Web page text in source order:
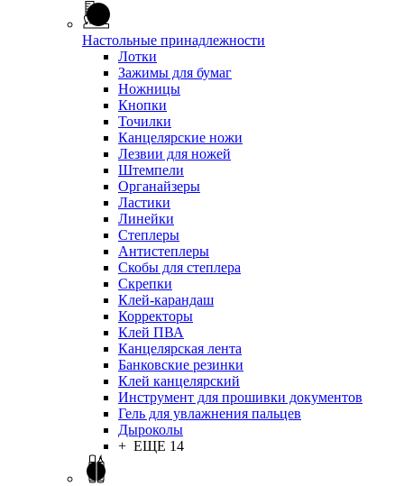
Настольные принадлежности
Лотки
Зажимы для бумаг
Ножницы
Кнопки
Точилки
Канцелярские ножи
Лезвии для ножей
Штемпели
Органайзеры
Ластики
Линейки
Степлеры
Антистеплеры
Скобы для степлера
Скрепки
Клей-карандаш
Корректоры
Клей ПВА
Канцелярская лента
Банковские резинки
Клей канцелярский
Инструмент для прошивки документов
Гель для увлажнения пальцев
Дыроколы
+ ЕЩЕ 14